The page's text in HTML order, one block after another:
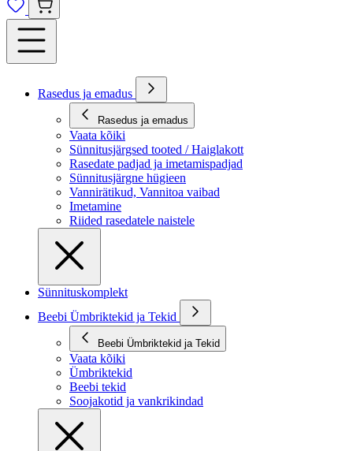
Rasedus ja emadus
Rasedus ja emadus
Vaata kõiki
Sünnitusjärgsed tooted / Haiglakott
Rasedate padjad ja imetamispadjad
Sünnitusjärgne hügieen
Vannirätikud, Vannitoa vaibad
Imetamine
Riided rasedatele naistele
Sünnituskomplekt
Beebi Ümbriktekid ja Tekid
Beebi Ümbriktekid ja Tekid
Vaata kõiki
Ümbriktekid
Beebi tekid
Soojakotid ja vankrikindad